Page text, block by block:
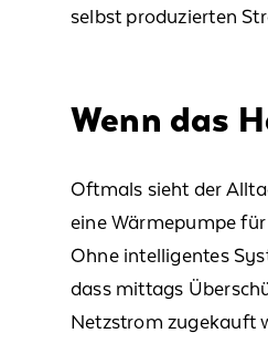
selbst produzierten
Wenn das
Oftmals sieht der
eineWärmepumpe für
Ohne intelligentes
dass mittags
Netzstrom zugekauft